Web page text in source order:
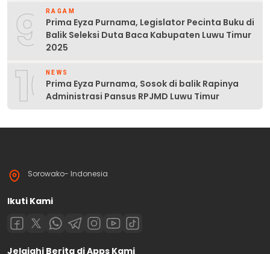
9 RAGAM
Prima Eyza Purnama, Legislator Pecinta Buku di
Balik Seleksi Duta Baca Kabupaten Luwu Timur
2025
10NEWS
Prima Eyza Purnama, Sosok di balik Rapinya
Administrasi Pansus RPJMD Luwu Timur
Sorowako- Indonesia
Ikuti Kami
Jelajahi Berita di Apps Kami